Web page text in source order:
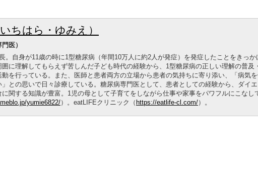
ちはら・ゆみえ）
医）
。自身が11歳の時に1型糖尿病（年間10万人に約2人が発症）を発症したことをきっか
囲に理解してもらえず苦しんだ子ども時代の経験から、1型糖尿病の正しい理解の普及
を行っている。また、医師と患者両方の立場から患者の気持ちに寄り添い、「病気
」との思いで日々診療している。糖尿病専門医として、患者としての経験から、ダイ
関する知識が豊富。1児の母として子育てをしながら仕事や家事をパワフルにこなし
yumie6822/）。eatLIFEクリニック（ https://eatlife-cl.com/）。